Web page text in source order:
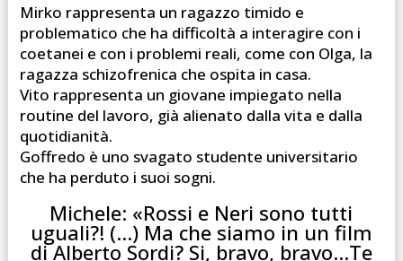
Mirko rappresenta un ragazzo timido e
problematico che ha difficoltà a interagire con i
coetanei e con i problemi reali, come con Olga, la
ragazza schizofrenica che ospita in casa.
Vito rappresenta un giovane impiegato nella
routine del lavoro, già alienato dalla vita e dalla
quotidianità.
Goffredo è uno svagato studente universitario
che ha perduto i suoi sogni.
Michele: «Rossi e Neri sono tutti
uguali?! (…) Ma che siamo in un film
di Alberto Sordi? Si, bravo, bravo…Te